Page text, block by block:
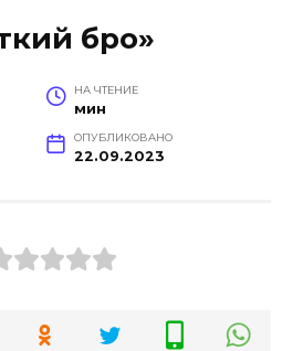
бро»
НА ЧТЕНИЕ
мин
ОПУБЛИКОВАНО
22.09.2023